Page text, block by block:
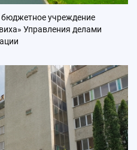
бюджетное учреждение
Управления делами